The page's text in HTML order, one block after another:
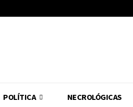
POLÍTICA NECROLÓGICAS